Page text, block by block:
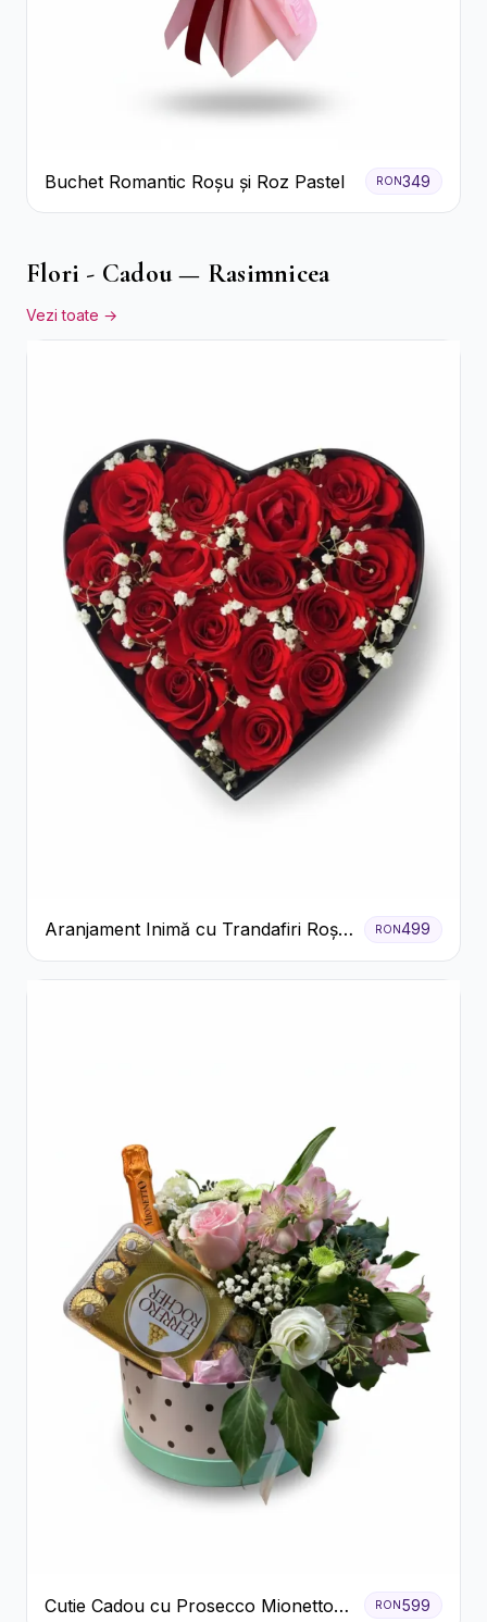
Buchet Romantic Roșu și Roz Pastel RON349
Flori - Cadou — Rasimnicea
Vezi toate →
Aranjament Inimă cu Trandafiri Roșii
și Floarea Miresei
RON499
Cutie Cadou cu Prosecco Mionetto
RON599